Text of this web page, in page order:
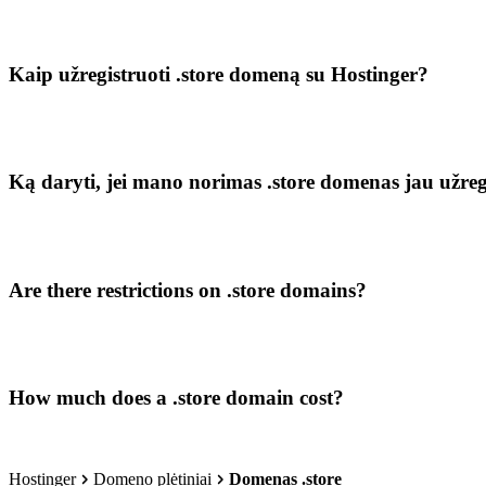
Kaip užregistruoti .store domeną su Hostinger?
Ką daryti, jei mano norimas .store domenas jau
Are there restrictions on .store domains?
How much does a .store domain cost?
Hostinger Domeno plėtiniai Domenas .store